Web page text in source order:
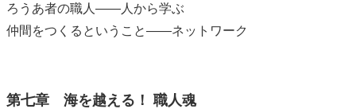
ろうあ者の職人――人から学ぶ
仲間をつくるということ――ネットワーク
第七章 海を越える！ 職人魂